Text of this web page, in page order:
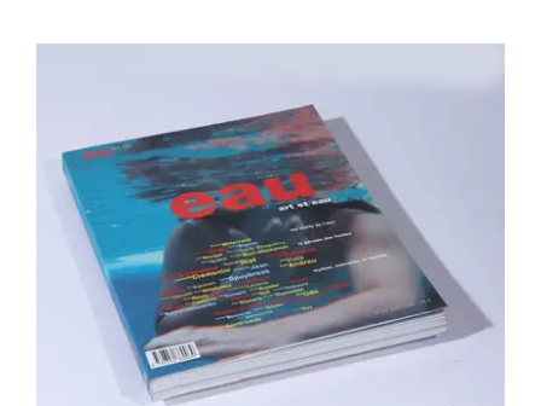
Area revue n°12 – Eau